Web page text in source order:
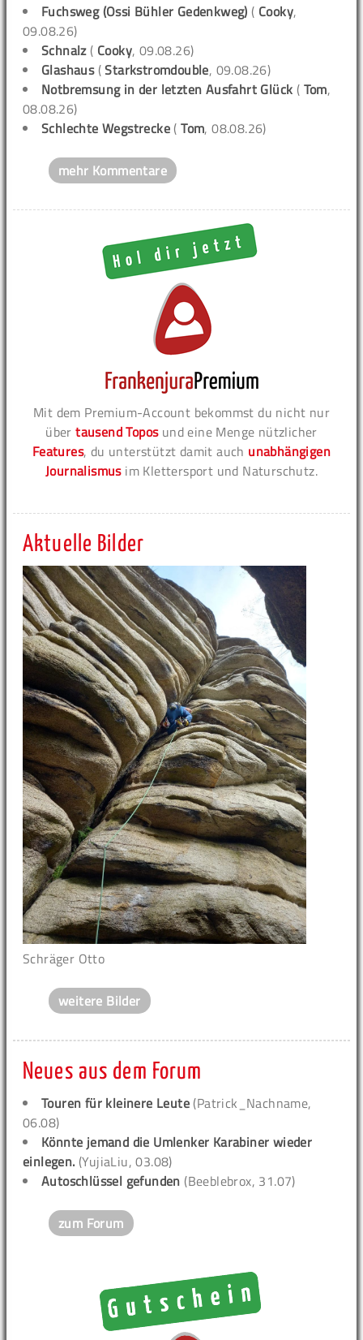
Fuchsweg (Ossi Bühler Gedenkweg) ( Cooky,
09.08.26)
Schnalz( Cooky, 09.08.26)
Glashaus(Starkstromdouble, 09.08.26)
Notbremsung in der letzten Ausfahrt Glück ( Tom,
08.08.26)
Schlechte Wegstrecke (Tom, 08.08.26)
mehr Kommentare
Mit dem Premium-Account bekommst du nicht nur
übertausend Toposund eine Menge nützlicher
Features, du unterstützt damit auch unabhängigen
Journalismusim Klettersport und Naturschutz.
Aktuelle Bilder
Schräger Otto
weitere Bilder
Neues aus dem Forum
Touren für kleinere Leute (Patrick_Nachname,
06.08)
Könnte jemand die Umlenker Karabiner wieder
einlegen. (YujiaLiu, 03.08)
Autoschlüssel gefunden (Beeblebrox, 31.07)
zum Forum